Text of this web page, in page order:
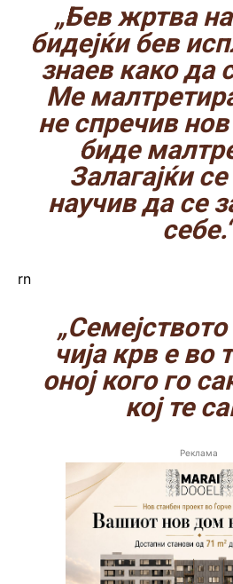
„Бев жртва
бидејќи бев
знаев како да
Ме
не спречив
биде
Залагајќи
научив да се
rn
„Семејството
чија крв е во
оној кого го
кој те
Реклама